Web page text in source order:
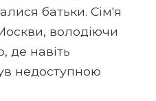
батьки. Сім'я
володіючи
де навіть
недоступною